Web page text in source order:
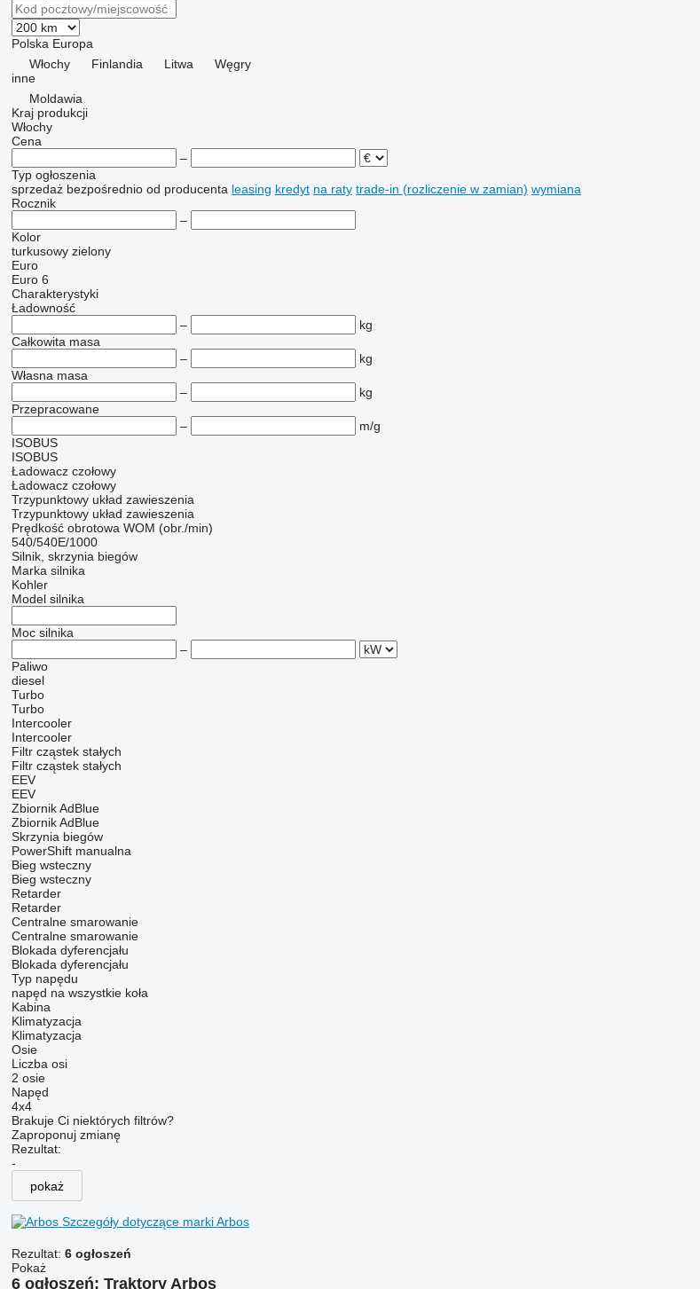
Polska Europa
Włochy
Finlandia Litwa
Węgry
inne
Moldawia
Kraj produkcji
Włochy
Cena
–
Typ ogłoszenia
sprzedaż bezpośrednio od producenta leasing kredyt na raty trade-in (rozliczenie w zamian) wymiana
Rocznik
–
Kolor
turkusowy zielony
Euro
Euro 6
Charakterystyki
Ładowność
–
kg
Całkowita masa
–
kg
Własna masa
–
kg
Przepracowane
–
m/g
ISOBUS
ISOBUS
Ładowacz czołowy
Ładowacz czołowy
Trzypunktowy układ zawieszenia
Trzypunktowy układ zawieszenia
Prędkość obrotowa WOM (obr./min)
540/540E/1000
Silnik, skrzynia biegów
Marka silnika
Kohler
Model silnika
Moc silnika
–
Paliwo
diesel
Turbo
Turbo
Intercooler
Intercooler
Filtr cząstek stałych
Filtr cząstek stałych
EEV
EEV
Zbiornik AdBlue
Zbiornik AdBlue
Skrzynia biegów
PowerShift manualna
Bieg wsteczny
Bieg wsteczny
Retarder
Retarder
Centralne smarowanie
Centralne smarowanie
Blokada dyferencjału
Blokada dyferencjału
Typ napędu
napęd na wszystkie koła
Kabina
Klimatyzacja
Klimatyzacja
Osie
Liczba osi
2 osie
Napęd
4x4
Brakuje Ci niektórych filtrów?
Zaproponuj zmianę
Rezultat:
-
pokaż
Szczegóły dotyczące marki Arbos
Rezultat: 6 ogłoszeń
Pokaż
6 ogłoszeń: Traktory Arbos